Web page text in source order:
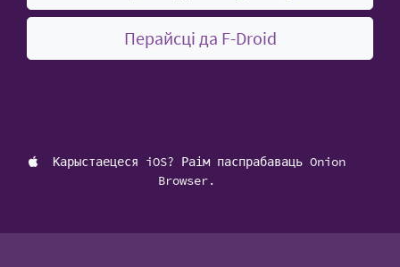
Перайсці да F-Droid
Карыстаецеся iOS? Раім паспрабаваць Onion
Browser.